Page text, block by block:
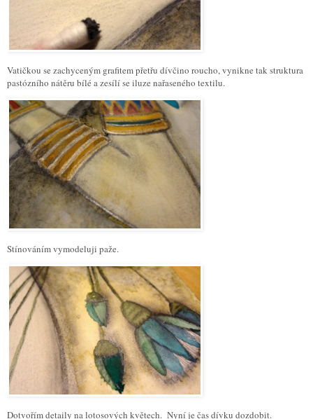
Vatičkou se zachyceným grafitem přetřu dívčino roucho, vynikne tak struktura
pastózního nátěru bílé a zesílí se iluze nařaseného textilu.
Stínováním vymodeluji paže.
Dotvořím detaily na lotosových květech. Nyní je čas dívku dozdobit.